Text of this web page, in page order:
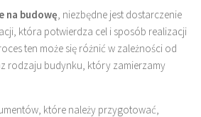
na budowę , niezbędne jest dostarczenie
która potwierdza cel i sposób realizacji
ten może się różnić w zależności od
rodzaju budynku, który zamierzamy
które należy przygotować,